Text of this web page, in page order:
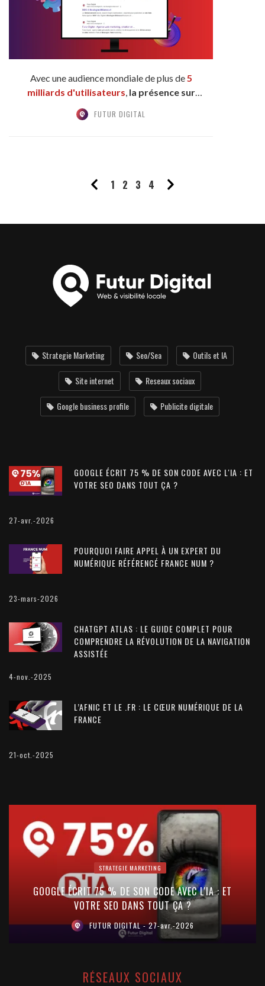
Avec une audience mondiale de plus de5
milliards d'utilisateurs, la présence sur
internet
FUTUR DIGITAL
1 2 3 4
Strategie Marketing Seo/Sea Outils et IA
Site internet Reseaux sociaux
Google business profile Publicite digitale
GOOGLE ÉCRIT 75 % DE SON CODE AVEC L'IA : ET
VOTRE SEO DANS TOUT ÇA ?
27-avr.-2026
POURQUOI FAIRE APPEL À UN EXPERT DU
NUMÉRIQUE RÉFÉRENCÉ FRANCE NUM ?
23-mars-2026
CHATGPT ATLAS : LE GUIDE COMPLET POUR
COMPRENDRE LA RÉVOLUTION DE LA NAVIGATION
ASSISTÉE
4-nov.-2025
L’AFNIC ET LE .FR : LE CŒUR NUMÉRIQUE DE LA
FRANCE
21-oct.-2025
STRATEGIE MARKETING
GOOGLE ÉCRIT 75 % DE SON CODE AVEC L'IA : ET
VOTRE SEO DANS TOUT ÇA ?
FUTUR DIGITAL 27-avr.-2026
RÉSEAUX SOCIAUX